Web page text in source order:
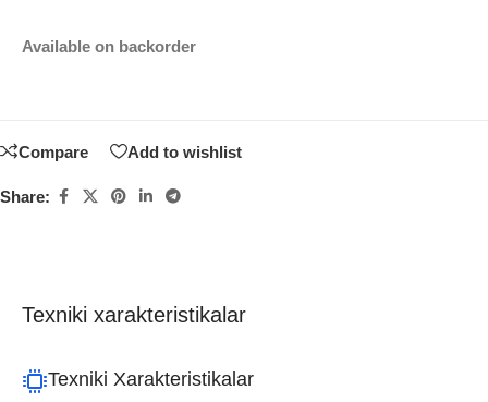
Available on backorder
Compare Add to wishlist
Share:
Texniki xarakteristikalar
Texniki Xarakteristikalar